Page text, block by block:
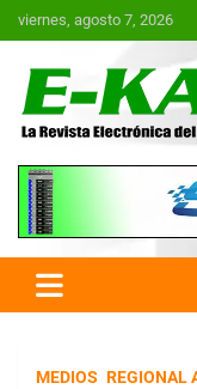
Saltar
al
viernes, agosto 7, 2026
E-
Argentina
MEDIOS REGIONAL